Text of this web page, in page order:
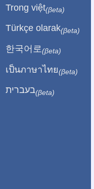
Trong việt(βeta)
Türkçe olarak(βeta)
한국어로 (βeta)
เป็นภาษาไทย(βeta)
בעברית(βeta)